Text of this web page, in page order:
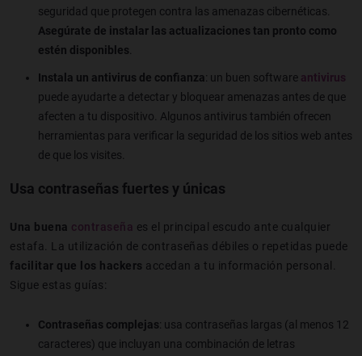
seguridad que protegen contra las amenazas cibernéticas.
Asegúrate de instalar las actualizaciones tan pronto como
estén disponibles.
Instala un antivirus de confianza: un buen software antivirus
puede ayudarte a detectar y bloquear amenazas antes de que
afecten a tu dispositivo. Algunos antivirus también ofrecen
herramientas para verificar la seguridad de los sitios web antes
de que los visites.
Usa contraseñas fuertes y únicas
Una buena contraseña es el principal escudo ante cualquier
estafa. La utilización de contraseñas débiles o repetidas puede
facilitar que los hackers accedan a tu información personal.
Sigue estas guías:
Contraseñas complejas: usa contraseñas largas (al menos 12
caracteres) que incluyan una combinación de letras